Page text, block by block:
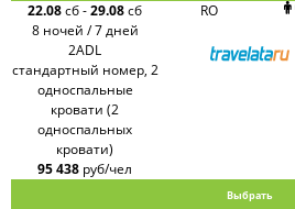
22.08сб-29.08сб
8 ночей / 7 дней
RO
2ADL
стандартный номер, 2
односпальные
кровати (2
односпальных
кровати)
95 438 руб/чел
Выбрать